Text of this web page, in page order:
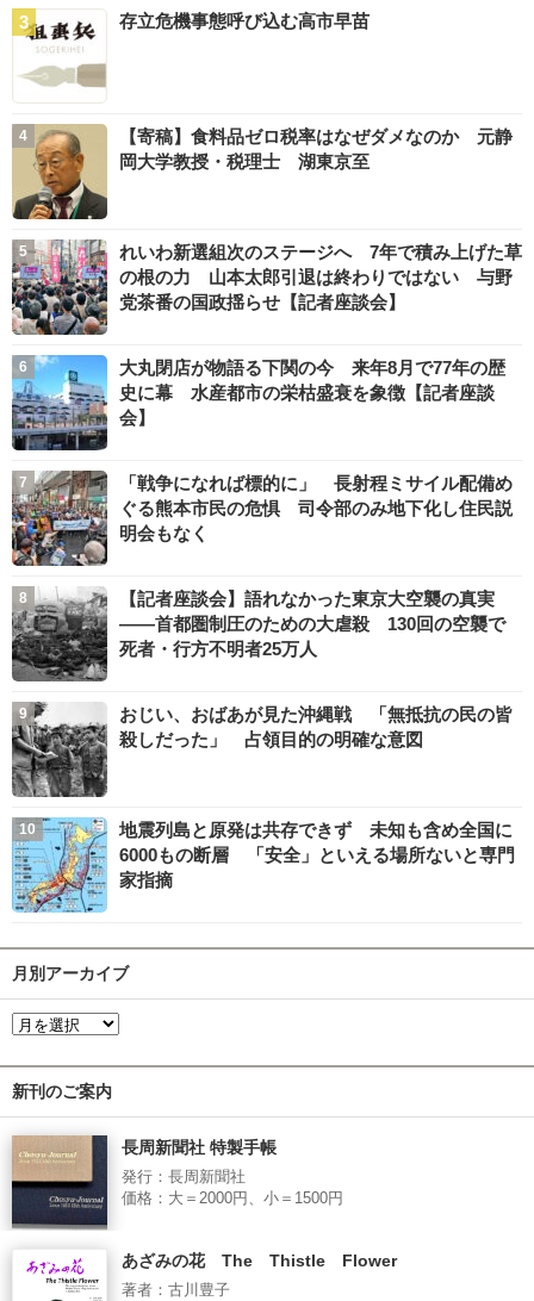
存立危機事態呼び込む高市早苗
【寄稿】食料品ゼロ税率はなぜダメなのか 元静
岡大学教授・税理士 湖東京至
れいわ新選組次のステージへ 7年で積み上げた草
の根の力 山本太郎引退は終わりではない 与野
党茶番の国政揺らせ【記者座談会】
大丸閉店が物語る下関の今 来年8月で77年の歴
史に幕 水産都市の栄枯盛衰を象徴【記者座談
会】
「戦争になれば標的に」 長射程ミサイル配備め
ぐる熊本市民の危惧 司令部のみ地下化し住民説
明会もなく
【記者座談会】語れなかった東京大空襲の真実
――首都圏制圧のための大虐殺 130回の空襲で
死者・行方不明者25万人
おじい、おばあが見た沖縄戦 「無抵抗の民の皆
殺しだった」 占領目的の明確な意図
地震列島と原発は共存できず 未知も含め全国に
6000もの断層 「安全」といえる場所ないと専門
家指摘
月別アーカイブ
新刊のご案内
長周新聞社 特製手帳
発行：長周新聞社
価格：大＝2000円、小＝1500円
あざみの花 The Thistle Flower
著者：古川豊子